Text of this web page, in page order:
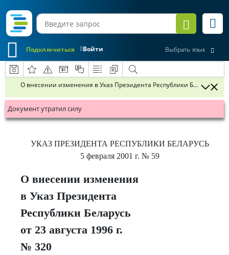
Войти
Подключиться Выбрать язык
О внесении изменения в Указ Президента Республики Беларусь от
Документ утратил силу
УКАЗ ПРЕЗИДЕНТА РЕСПУБЛИКИ БЕЛАРУСЬ
5 февраля 2001 г. № 59
О внесении изменения
в Указ Президента
Республики Беларусь
от 23 августа 1996 г.
№ 320